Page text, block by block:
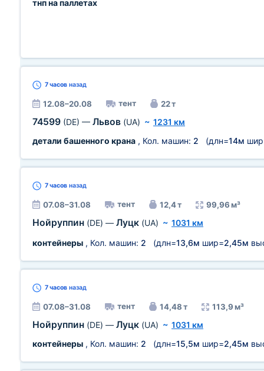
тнп на паллетах
7 часов назад
12.08–20.08 тент 22 т
74599 (DE) — Львов (UA) ~ 1231 км
детали башенного крана , Кол. машин: 2 (длн=14м
7 часов назад
07.08–31.08 тент 12,4 т 99,96 м³
Нойруппин (DE) — Луцк (UA) ~ 1031 км
контейнеры , Кол. машин: 2 (длн=13,6м шир=2,45м
7 часов назад
07.08–31.08 тент 14,48 т 113,9 м³
Нойруппин (DE) — Луцк (UA) ~ 1031 км
контейнеры , Кол. машин: 2 (длн=15,5м шир=2,45м